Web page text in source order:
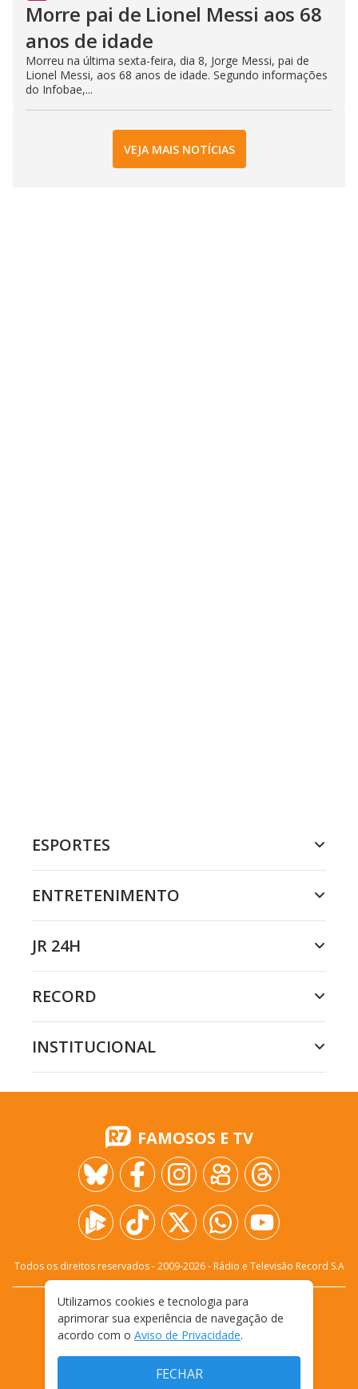
Morre pai de Lionel Messi aos 68
anos de idade
Morreu na última sexta-feira, dia 8, Jorge Messi, pai de
Lionel Messi, aos 68 anos de idade. Segundo informações
do Infobae,...
VEJA MAIS NOTÍCIAS
ESPORTES
ENTRETENIMENTO
JR 24H
RECORD
INSTITUCIONAL
FAMOSOS E TV
Todos os direitos reservados - 2009-2026- Rádio e Televisão Record S.A
FALE CONOSCO
PRIVACIDADE
TERMOS E CONDIÇÕES DE USO
Utilizamos cookies e tecnologia para
aprimorar sua experiência de navegação de
acordo com o Aviso de Privacidade.
FECHAR